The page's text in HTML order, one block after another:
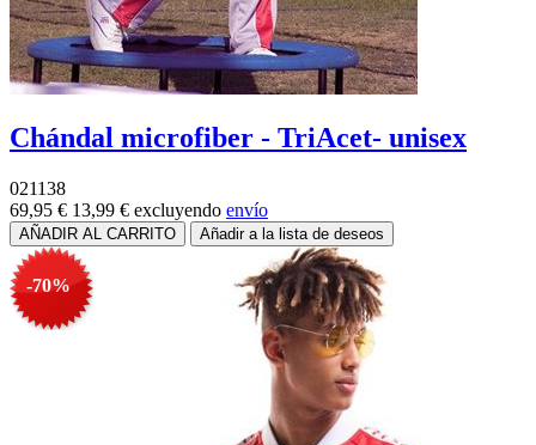
Chándal microfiber - TriAcet- unisex
021138
69,95 € 13,99 € excluyendo envío
-70%